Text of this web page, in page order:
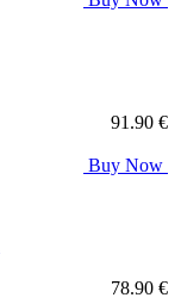
91.90 €
Buy Now
78.90 €